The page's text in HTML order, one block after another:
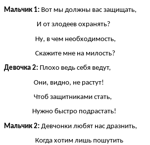
Мальчик 1: Вот мы должны вас защищать,
И от злодеев охранять?
Ну, в чем необходимость,
Скажите мне на милость?
Девочка 2: Плохо ведь себя ведут,
Они, видно, не растут!
Чтоб защитниками стать,
Нужно быстро подрастать!
Мальчик 2: Девчонки любят нас дразнить,
Когда хотим лишь пошутить